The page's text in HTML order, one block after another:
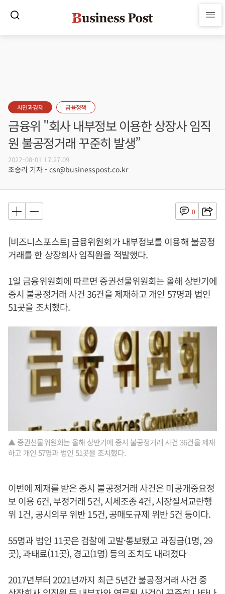
시민과경제 금융정책
금융위 "회사 내부정보 이용한 상장사 임직
원 불공정거래 꾸준히 발생”
2022-08-01 17:27:09
조승리 기자 - csr@businesspost.co.kr
0
[비즈니스포스트] 금융위원회가 내부정보를 이용해 불공정
거래를 한 상장회사 임직원을 적발했다.
1일 금융위원회에 따르면 증권선물위원회는 올해 상반기에
증시 불공정거래 사건 36건을 제재하고 개인 57명과 법인
51곳을 조치했다.
▲ 증권선물위원회는 올해 상반기에 증시 불공정거래 사건 36건을 제재
하고 개인 57명과 법인 51곳을 조치했다.
이번에 제재를 받은 증시 불공정거래 사건은 미공개중요정
보 이용 6건, 부정거래 5건, 시세조종 4건, 시장질서교란행
위 1건, 공시의무 위반 15건, 공매도규제 위반 5건 등이다.
55명과 법인 11곳은 검찰에 고발·통보됐고 과징금(1명, 29
곳), 과태료(11곳), 경고(1명) 등의 조치도 내려졌다
2017년부터 2021년까지 최근 5년간 불공정거래 사건 중